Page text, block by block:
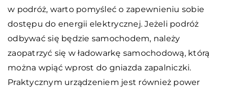
w podróż, warto pomyśleć o zapewnieniu sobie
dostępu do energii elektrycznej. Jeżeli podróż
odbywać się będzie samochodem, należy
zaopatrzyć się w ładowarkę samochodową, którą
można wpiąć wprost do gniazda zapalniczki.
Praktycznym urządzeniem jest również power